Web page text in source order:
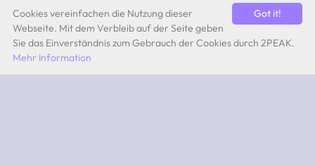
Got it!
Cookies vereinfachen die Nutzung dieser
Webseite. Mit dem Verbleib auf der Seite geben
Sie das Einverständnis zum Gebrauch der Cookies durch 2PEAK.
Mehr Information